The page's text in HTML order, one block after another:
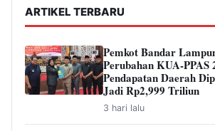
ARTIKEL TERBARU
Pemkot Bandar
Perubahan KUA-PPAS
Pendapatan Daerah
Jadi Rp2,999 Triliun
3 hari lalu